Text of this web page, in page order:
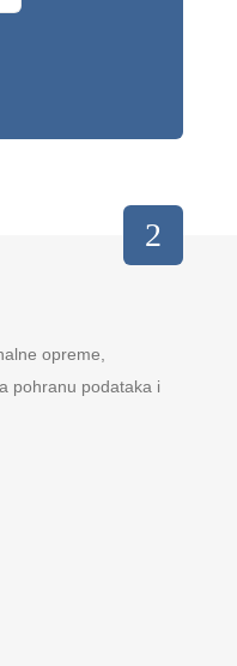
opreme,
pohranu podataka i